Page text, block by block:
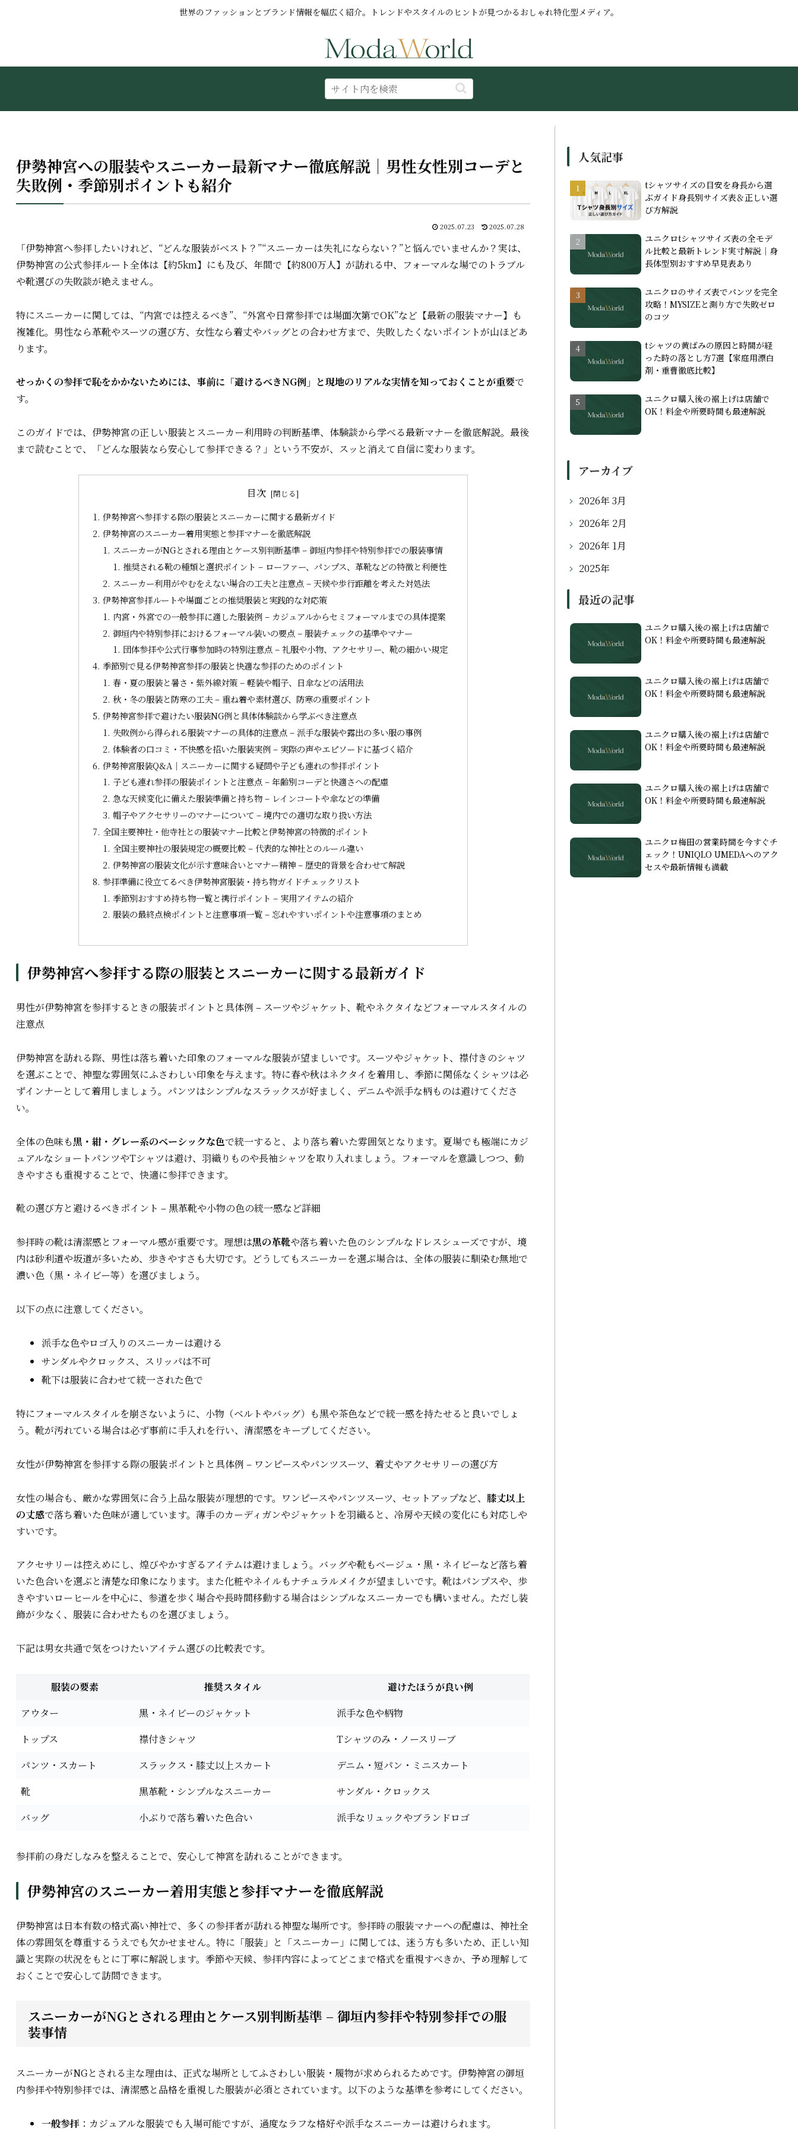
世界のファッションとブランド情報を幅広く紹介。トレンドやスタイルのヒントが見つかるおしゃれ特化型メディア。
伊勢神宮への服装やスニーカー最新マナー徹底解説｜男性女性別コーデと
失敗例・季節別ポイントも紹介
2025.07.23 2025.07.28
「伊勢神宮へ参拝したいけれど、“どんな服装がベスト？”“スニーカーは失礼にならない？”と悩んでいませんか？実は、
伊勢神宮の公式参拝ルート全体は【約5km】にも及び、年間で【約800万人】が訪れる中、フォーマルな場でのトラブル
や靴選びの失敗談が絶えません。
特にスニーカーに関しては、“内宮では控えるべき”、“外宮や日常参拝では場面次第でOK”など【最新の服装マナー】も
複雑化。男性なら革靴やスーツの選び方、女性なら着丈やバッグとの合わせ方まで、失敗したくないポイントが山ほどあ
ります。
せっかくの参拝で恥をかかないためには、事前に「避けるべきNG例」と現地のリアルな実情を知っておくことが重要で
す。
このガイドでは、伊勢神宮の正しい服装とスニーカー利用時の判断基準、体験談から学べる最新マナーを徹底解説。最後
まで読むことで、「どんな服装なら安心して参拝できる？」という不安が、スッと消えて自信に変わります。
目次
伊勢神宮へ参拝する際の服装とスニーカーに関する最新ガイド
伊勢神宮のスニーカー着用実態と参拝マナーを徹底解説
スニーカーがNGとされる理由とケース別判断基準 – 御垣内参拝や特別参拝での服装事情
推奨される靴の種類と選択ポイント – ローファー、パンプス、革靴などの特徴と利便性
スニーカー利用がやむをえない場合の工夫と注意点 – 天候や歩行距離を考えた対処法
伊勢神宮参拝ルートや場面ごとの推奨服装と実践的な対応策
内宮・外宮での一般参拝に適した服装例 – カジュアルからセミフォーマルまでの具体提案
御垣内や特別参拝におけるフォーマル装いの要点 – 服装チェックの基準やマナー
団体参拝や公式行事参加時の特別注意点 – 礼服や小物、アクセサリー、靴の細かい規定
季節別で見る伊勢神宮参拝の服装と快適な参拝のためのポイント
春・夏の服装と暑さ・紫外線対策 – 軽装や帽子、日傘などの活用法
秋・冬の服装と防寒の工夫 – 重ね着や素材選び、防寒の重要ポイント
伊勢神宮参拝で避けたい服装NG例と具体体験談から学ぶべき注意点
失敗例から得られる服装マナーの具体的注意点 – 派手な服装や露出の多い服の事例
体験者の口コミ・不快感を招いた服装実例 – 実際の声やエピソードに基づく紹介
伊勢神宮服装Q&A｜スニーカーに関する疑問や子ども連れの参拝ポイント
子ども連れ参拝の服装ポイントと注意点 – 年齢別コーデと快適さへの配慮
急な天候変化に備えた服装準備と持ち物 – レインコートや傘などの準備
帽子やアクセサリーのマナーについて – 境内での適切な取り扱い方法
全国主要神社・他寺社との服装マナー比較と伊勢神宮の特徴的ポイント
全国主要神社の服装規定の概要比較 – 代表的な神社とのルール違い
伊勢神宮の服装文化が示す意味合いとマナー精神 – 歴史的背景を合わせて解説
参拝準備に役立てるべき伊勢神宮服装・持ち物ガイドチェックリスト
季節別おすすめ持ち物一覧と携行ポイント – 実用アイテムの紹介
服装の最終点検ポイントと注意事項一覧 – 忘れやすいポイントや注意事項のまとめ
伊勢神宮へ参拝する際の服装とスニーカーに関する最新ガイド
男性が伊勢神宮を参拝するときの服装ポイントと具体例 – スーツやジャケット、靴やネクタイなどフォーマルスタイルの
注意点
伊勢神宮を訪れる際、男性は落ち着いた印象のフォーマルな服装が望ましいです。スーツやジャケット、襟付きのシャツ
を選ぶことで、神聖な雰囲気にふさわしい印象を与えます。特に春や秋はネクタイを着用し、季節に関係なくシャツは必
ずインナーとして着用しましょう。パンツはシンプルなスラックスが好ましく、デニムや派手な柄ものは避けてくださ
い。
全体の色味も黒・紺・グレー系のベーシックな色で統一すると、より落ち着いた雰囲気となります。夏場でも極端にカジ
ュアルなショートパンツやTシャツは避け、羽織りものや長袖シャツを取り入れましょう。フォーマルを意識しつつ、動
きやすさも重視することで、快適に参拝できます。
靴の選び方と避けるべきポイント – 黒革靴や小物の色の統一感など詳細
参拝時の靴は清潔感とフォーマル感が重要です。理想は黒の革靴や落ち着いた色のシンプルなドレスシューズですが、境
内は砂利道や坂道が多いため、歩きやすさも大切です。どうしてもスニーカーを選ぶ場合は、全体の服装に馴染む無地で
濃い色（黒・ネイビー等）を選びましょう。
以下の点に注意してください。
派手な色やロゴ入りのスニーカーは避ける
サンダルやクロックス、スリッパは不可
靴下は服装に合わせて統一された色で
特にフォーマルスタイルを崩さないように、小物（ベルトやバッグ）も黒や茶色などで統一感を持たせると良いでしょ
う。靴が汚れている場合は必ず事前に手入れを行い、清潔感をキープしてください。
女性が伊勢神宮を参拝する際の服装ポイントと具体例 – ワンピースやパンツスーツ、着丈やアクセサリーの選び方
女性の場合も、厳かな雰囲気に合う上品な服装が理想的です。ワンピースやパンツスーツ、セットアップなど、 膝丈以上
の丈感で落ち着いた色味が適しています。薄手のカーディガンやジャケットを羽織ると、冷房や天候の変化にも対応しや
すいです。
アクセサリーは控えめにし、煌びやかすぎるアイテムは避けましょう。バッグや靴もベージュ・黒・ネイビーなど落ち着
いた色合いを選ぶと清楚な印象になります。また化粧やネイルもナチュラルメイクが望ましいです。靴はパンプスや、歩
きやすいローヒールを中心に、参道を歩く場合や長時間移動する場合はシンプルなスニーカーでも構いません。ただし装
飾が少なく、服装に合わせたものを選びましょう。
下記は男女共通で気をつけたいアイテム選びの比較表です。
服装の要素 推奨スタイル
避けたほうが良い例
アウター
黒・ネイビーのジャケット
派手な色や柄物
トップス
襟付きシャツ
Tシャツのみ・ノースリーブ
パンツ・スカート
スラックス・膝丈以上スカート
デニム・短パン・ミニスカート
靴
黒革靴・シンプルなスニーカー
サンダル・クロックス
バッグ
小ぶりで落ち着いた色合い 派手なリュックやブランドロゴ
参拝前の身だしなみを整えることで、安心して神宮を訪れることができます。
伊勢神宮のスニーカー着用実態と参拝マナーを徹底解説
伊勢神宮は日本有数の格式高い神社で、多くの参拝者が訪れる神聖な場所です。参拝時の服装マナーへの配慮は、神社全
体の雰囲気を尊重するうえでも欠かせません。特に「服装」と「スニーカー」に関しては、迷う方も多いため、正しい知
識と実際の状況をもとに丁寧に解説します。季節や天候、参拝内容によってどこまで格式を重視すべきか、予め理解して
おくことで安心して訪問できます。
スニーカーがNGとされる理由とケース別判断基準 – 御垣内参拝や特別参拝での服
装事情
スニーカーがNGとされる主な理由は、正式な場所としてふさわしい服装・履物が求められるためです。伊勢神宮の御垣
内参拝や特別参拝では、清潔感と品格を重視した服装が必須とされています。以下のような基準を参考にしてください。
一般参拝：カジュアルな服装でも入場可能ですが、過度なラフな格好や派手なスニーカーは避けられます。
人気記事
tシャツサイズの目安を身長から選
ぶガイド身長別サイズ表＆正しい選
び方解説
ユニクロtシャツサイズ表の全モデ
ル比較と最新トレンド実寸解説｜身
長体型別おすすめ早見表あり
ユニクロのサイズ表でパンツを完全
攻略！MYSIZEと測り方で失敗ゼロ
のコツ
tシャツの黄ばみの原因と時間が経
った時の落とし方7選【家庭用漂白
剤・重曹徹底比較】
ユニクロ購入後の裾上げは店舗で
OK！料金や所要時間も最速解説
アーカイブ
2026年 3月
2026年 2月
2026年 1月
2025年
最近の記事
ユニクロ購入後の裾上げは店舗で
OK！料金や所要時間も最速解説
ユニクロ購入後の裾上げは店舗で
OK！料金や所要時間も最速解説
ユニクロ購入後の裾上げは店舗で
OK！料金や所要時間も最速解説
ユニクロ購入後の裾上げは店舗で
OK！料金や所要時間も最速解説
ユニクロ梅田の営業時間を今すぐチ
ェック！UNIQLO UMEDAへのアク
セスや最新情報も満載